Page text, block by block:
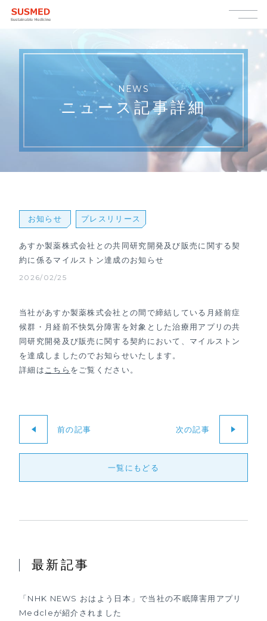
NEWS
ニュース記事詳細
お知らせ プレスリリース
あすか製薬株式会社との共同研究開発及び販売に関する契
約に係るマイルストン達成のお知らせ
2026/02/25
当社があすか製薬株式会社との間で締結している月経前症
候群・月経前不快気分障害を対象とした治療用アプリの共
同研究開発及び販売に関する契約において、マイルストン
を達成しましたのでお知らせいたします。
詳細は こちら をご覧ください。
前の記事
一覧にもどる
次の記事
最新記事
「NHK NEWS おはよう日本」で当社の不眠障害用アプリ
Medcleが紹介されました